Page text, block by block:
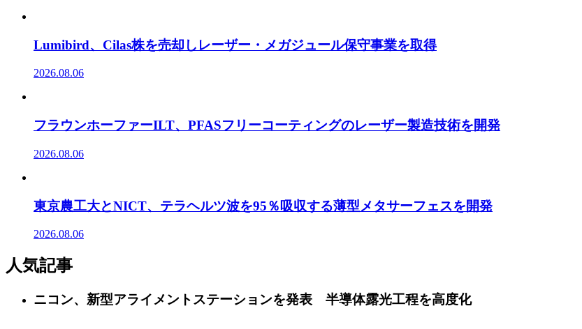
Lumibird、Cilas株を売却しレーザー・メガジュール保守事業を取得
2026.08.06
フラウンホーファーILT、PFASフリーコーティングのレーザー製造技術を開発
2026.08.06
東京農工大とNICT、テラヘルツ波を95％吸収する薄型メタサーフェスを開発
2026.08.06
人気記事
ニコン、新型アライメントステーションを発表 半導体露光工程を高度化